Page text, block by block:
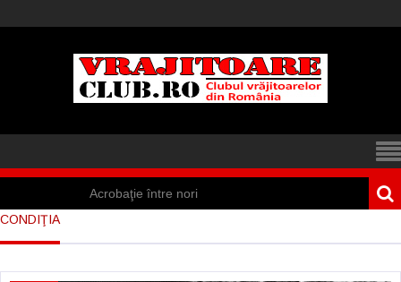
Acrobaţie între nori
CONDIŢIA